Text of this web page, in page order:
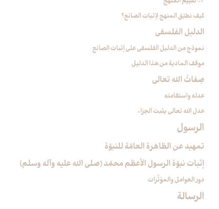
كيف نطبّق المنهج لإثبات الصانع؟
الدليل الفلسفي‏
نموذج من الدليل الفلسفي على إثبات الصانع
موقف المادية من هذا الدليل
صِفاتُ الله تعالى‏
عدله واستقامته
عدل الله تعالى يثبت الجزاء
الرسول‏
تمهيد عن الظاهرة العامّة للنبوّة
إثبات نبوّة الرسول الأعظم محمّد (صلى الله عليه وآله وسلم)
دور العوامل والمؤثّرات
الرسالة